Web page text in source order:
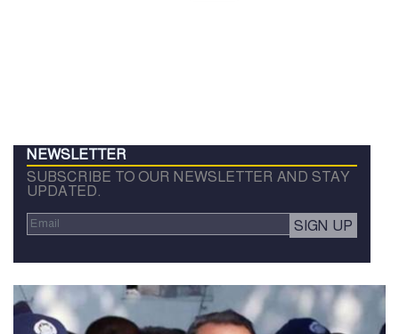
NEWSLETTER
SUBSCRIBE TO OUR NEWSLETTER AND STAY
UPDATED.